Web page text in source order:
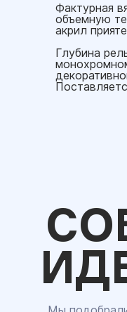
Фактурная
объемную
акрил
Глубина